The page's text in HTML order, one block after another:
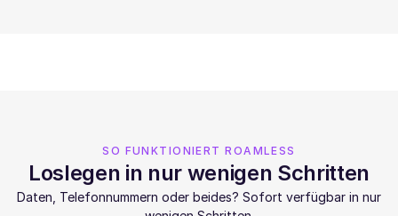
SO FUNKTIONIERT ROAMLESS
Loslegen in nur wenigen Schritten
Daten, Telefonnummern oder beides? Sofort verfügbar in nur